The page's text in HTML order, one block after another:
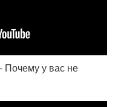
Почему у вас не